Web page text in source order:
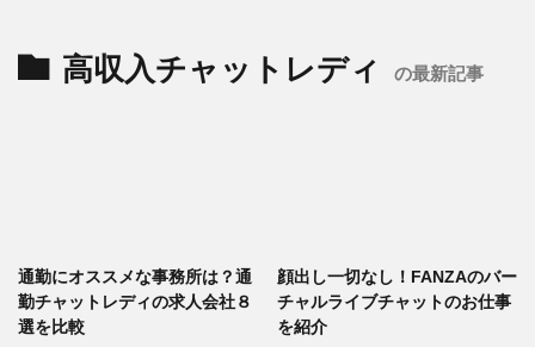
高収入チャットレディ の最新記事
通勤にオススメな事務所は？通
勤チャットレディの求人会社８
選を比較
顔出し一切なし！FANZAのバー
チャルライブチャットのお仕事
を紹介